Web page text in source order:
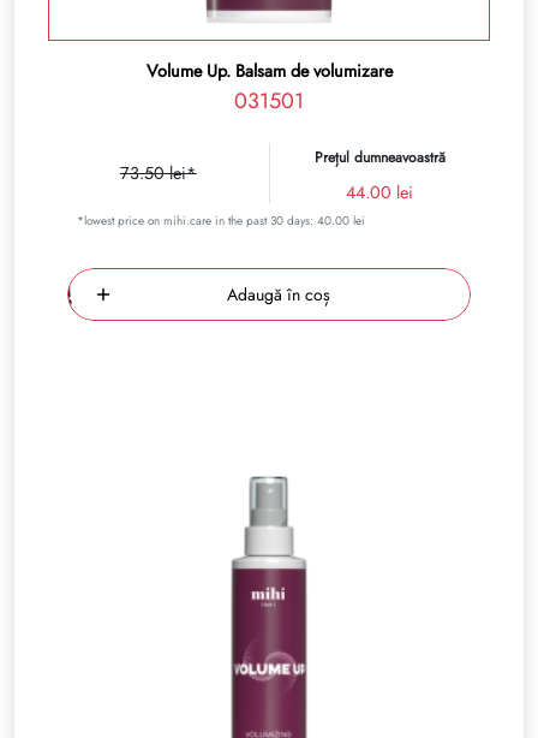
Volume Up. Balsam de volumizare
031501
73.50 lei*
Prețul dumneavoastră
44.00 lei
*lowest price on mihi.care in the past 30 days: 40.00 lei
Adaugă în coș